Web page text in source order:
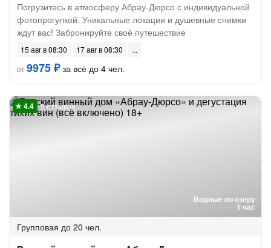
Погрузитесь в атмосферу Абрау-Дюрсо с индивидуальной
фотопрогулкой. Уникальные локации и душевные снимки
ждут вас! Забронируйте своё путешествие
15 авг в 08:30
17 авг в 08:30
от9975 ₽за всё до 4 чел.
Водные по озеру
1 час
5 отзывов
Групповая до 20 чел.